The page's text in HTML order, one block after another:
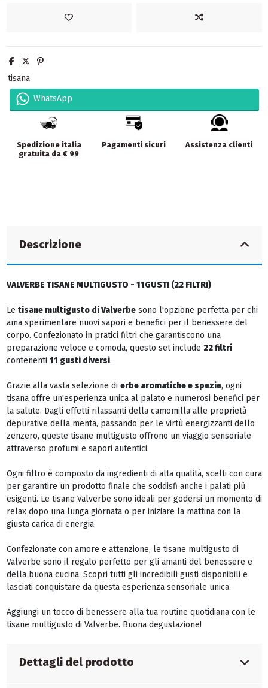
tisana
WhatsApp
Spedizione italia
gratuita da € 99
Pagamenti sicuri Assistenza clienti
Descrizione
VALVERBE TISANE MULTIGUSTO - 11GUSTI (22 FILTRI)
Le tisane multigusto di Valverbesono l'opzione perfetta per chi
ama sperimentare nuovi sapori e benefici per il benessere del
corpo. Confezionato in pratici filtri che garantiscono una
preparazione veloce e comoda, questo set include 22 filtri
contenenti 11 gusti diversi.
Grazie alla vasta selezione di erbe aromatiche e spezie, ogni
tisana offre un'esperienza unica al palato e numerosi benefici per
la salute. Dagli effetti rilassanti della camomilla alle proprietà
depurative della menta, passando per le virtù energizzanti dello
zenzero, queste tisane multigusto offrono un viaggio sensoriale
attraverso profumi e sapori autentici.
Ogni filtro è composto da ingredienti di alta qualità, scelti con cura
per garantire un prodotto finale che soddisfi anche i palati più
esigenti. Le tisane Valverbe sono ideali per godersi un momento di
relax dopo una lunga giornata o per iniziare la mattina con la
giusta carica di energia.
Confezionate con amore e attenzione, le tisane multigusto di
Valverbe sono il regalo perfetto per gli amanti del benessere e
della buona cucina. Scopri tutti gli incredibili gusti disponibili e
lasciati conquistare da questa esperienza sensoriale unica.
Aggiungi un tocco di benessere alla tua routine quotidiana con le
tisane multigusto di Valverbe. Buona degustazione!
Dettagli del prodotto